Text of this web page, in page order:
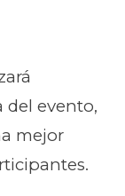
del evento,
mejor